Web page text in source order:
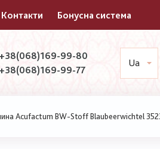
Контакти Бонусна система
+38(068)169-99-80
+38(068)169-99-77
Ua
Acufactum BW-Stoff Blaubeerwichtel